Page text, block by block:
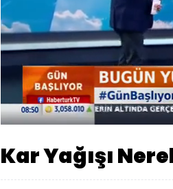
Sesi
Aç
Yüklendi
19.53%
Kar Yağışı